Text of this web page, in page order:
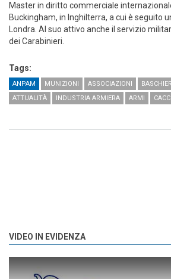
Master in diritto commerciale
Buckingham, in Inghilterra, a cui è seguito
Londra. Al suo attivo anche il servizio
dei Carabinieri.
Tags:
ANPAM MUNIZIONI ASSOCIAZIONI
ATTUALITÀ
INDUSTRIA ARMIERA ARMI
VIDEO IN EVIDENZA